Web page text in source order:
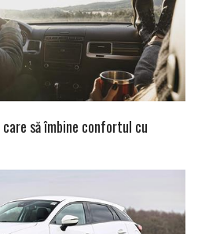
care să îmbine confortul cu